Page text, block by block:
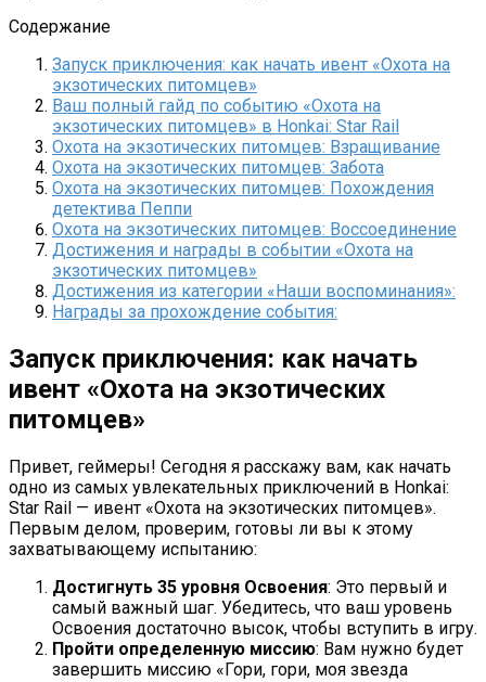
Содержание
Запуск приключения: как начать ивент «Охота на
экзотических питомцев»
Ваш полный гайд по событию «Охота на
экзотических питомцев» в Honkai: Star Rail
Охота на экзотических питомцев: Взращивание
Охота на экзотических питомцев: Забота
Охота на экзотических питомцев: Похождения
детектива Пеппи
Охота на экзотических питомцев: Воссоединение
Достижения и награды в событии «Охота на
экзотических питомцев»
Достижения из категории «Наши воспоминания»:
Награды за прохождение события:
Запуск приключения: как начать
ивент «Охота на экзотических
питомцев»
Привет, геймеры! Сегодня я расскажу вам, как начать
одно из самых увлекательных приключений в Honkai:
Star Rail — ивент «Охота на экзотических питомцев».
Первым делом, проверим, готовы ли вы к этому
захватывающему испытанию:
Достигнуть 35 уровня Освоения: Это первый и
самый важный шаг. Убедитесь, что ваш уровень
Освоения достаточно высок, чтобы вступить в игру.
Пройти определенную миссию: Вам нужно будет
завершить миссию «Гори, гори, моя звезда